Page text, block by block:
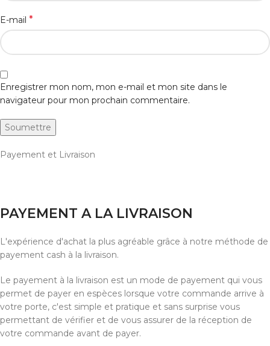
E-mail *
Enregistrer mon nom, mon e-mail et mon site dans le
navigateur pour mon prochain commentaire.
Payement et Livraison
PAYEMENT A LA LIVRAISON
L'expérience d'achat la plus agréable grâce à notre méthode de
payement cash à la livraison.
Le payement à la livraison est un mode de payement qui vous
permet de payer en espèces lorsque votre commande arrive à
votre porte, c'est simple et pratique et sans surprise vous
permettant de vérifier et de vous assurer de la réception de
votre commande avant de payer.